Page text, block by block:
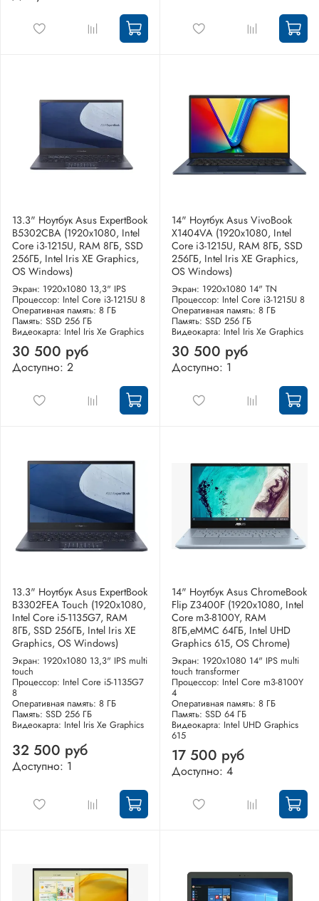
13.3" Ноутбук Asus ExpertBook
B5302CBA (1920x1080, Intel
Core i3-1215U, RAM 8ГБ, SSD
256ГБ, Intel Iris XE Graphics,
OS Windows)
Экран: 1920x1080 13,3" IPS
Процессор: Intel Core i3-1215U 8
Оперативная память: 8 ГБ
Память: SSD 256 ГБ
Видеокарта: Intel Iris Xe Graphics
30 500 руб
Доступно: 2
14" Ноутбук Asus VivoBook
X1404VA (1920x1080, Intel
Core i3-1215U, RAM 8ГБ, SSD
256ГБ, Intel Iris XE Graphics,
OS Windows)
Экран: 1920x1080 14" TN
Процессор: Intel Core i3-1215U 8
Оперативная память: 8 ГБ
Память: SSD 256 ГБ
Видеокарта: Intel Iris Xe Graphics
30 500 руб
Доступно: 1
13.3" Ноутбук Asus ExpertBook
B3302FEA Touch (1920x1080,
Intel Core i5-1135G7, RAM
8ГБ, SSD 256ГБ, Intel Iris XE
Graphics, OS Windows)
Экран: 1920x1080 13,3" IPS multi
touch
Процессор: Intel Core i5-1135G7
8
Оперативная память: 8 ГБ
Память: SSD 256 ГБ
Видеокарта: Intel Iris Xe Graphics
32 500 руб
Доступно: 1
14" Ноутбук Asus ChromeBook
Flip Z3400F (1920x1080, Intel
Core m3-8100Y, RAM
8ГБ,eMMC 64ГБ, Intel UHD
Graphics 615, OS Chrome)
Экран: 1920x1080 14" IPS multi
touch transformer
Процессор: Intel Core m3-8100Y
4
Оперативная память: 8 ГБ
Память: SSD 64 ГБ
Видеокарта: Intel UHD Graphics
615
17 500 руб
Доступно: 4